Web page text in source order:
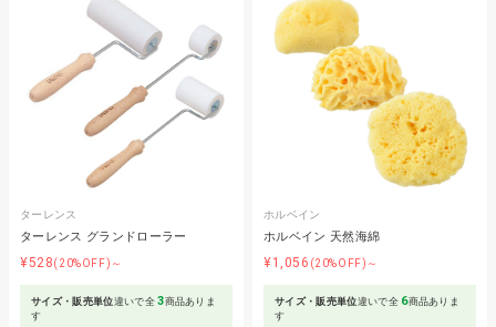
ターレンス
ターレンス グランドローラー
¥528(20%OFF)～
サイズ・販売単位違いで全3商品ありま
す
ホルベイン
ホルベイン 天然海綿
¥1,056 (20%OFF)～
サイズ・販売単位違いで全 6商品ありま
す